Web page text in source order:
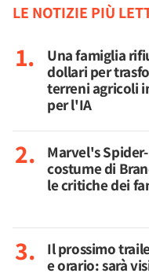
LE NOTIZIE PIÙ
Una famiglia
dollari per
terreni agricoli
per l'IA
Marvel's
costume di
le critiche dei
Il prossimo
e orario: sarà